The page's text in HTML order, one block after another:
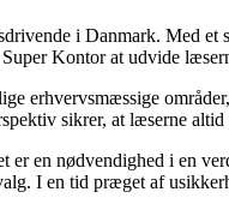
i Danmark. Med
Kontor at udvide
erhvervsmæssige
sikrer, at læserne
en nødvendighed i en
I en tid præget af